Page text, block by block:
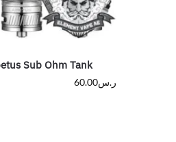
Sub Ohm Tank
ر.س60.00